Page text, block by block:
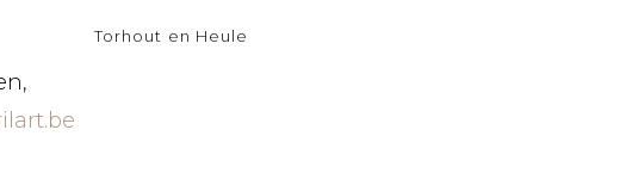
Torhout en Heule